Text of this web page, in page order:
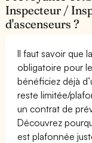
Inspecteur /
d'ascenseurs ?
Il faut savoir que
obligatoire pour
bénéficiez déjà
reste limitée/
un contrat de
Découvrez
est plafonnée